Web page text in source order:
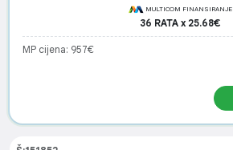
MULTICOM FINANSIRANJE
36 RATA x 25.68€
MP cijena: 957€